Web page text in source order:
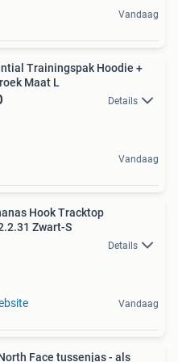
Vandaag
Trainingspak Hoodie +
Maat L
Details
Vandaag
Hook Tracktop
Zwart-S
Details
Vandaag
Face tussenjas - als